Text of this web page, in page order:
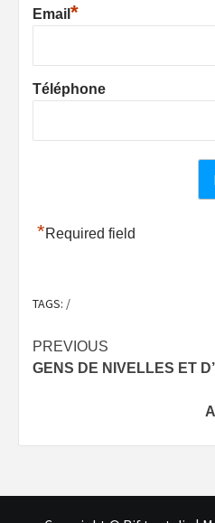
Email *
Téléphone
*Required field
TAGS: /
Post
navigation
PREVIOUS
GENS DE NIVELLES ET